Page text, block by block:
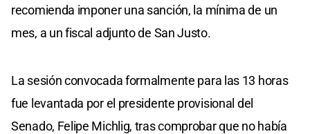
recomienda imponer una sanción, la mínima de un
mes, a un fiscal adjunto de San Justo.
La sesión convocada formalmente para las 13 horas
fue levantada por el presidente provisional del
Senado, Felipe Michlig, tras comprobar que no había